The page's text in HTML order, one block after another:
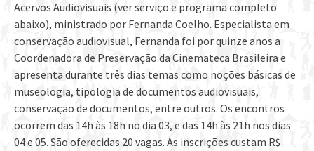
Acervos Audiovisuais (ver serviço e programa completo
abaixo), ministrado por Fernanda Coelho. Especialista em
conservação audiovisual, Fernanda foi por quinze anos a
Coordenadora de Preservação da Cinemateca Brasileira e
apresenta durante três dias temas como noções básicas de
museologia, tipologia de documentos audiovisuais,
conservação de documentos, entre outros. Os encontros
ocorrem das 14h às 18h no dia 03, e das 14h às 21h nos dias
04 e 05. São oferecidas 20 vagas. As inscrições custam R$